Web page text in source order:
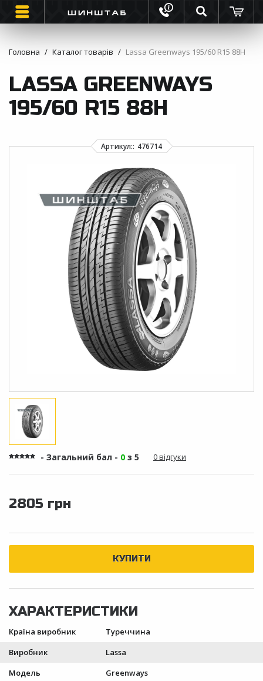
ВАНТАЖНІ ШИНИ
ІНФОРМАЦІЯ
ЗВОРОТНИЙ ДЗВІНОК
ВІДГУКИ ПРО ШИНИ
Головна Каталог товарів Lassa Greenways 195/60 R15 88H
LASSA GREENWAYS
195/60 R15 88H
- Загальний бал - 0 з 5 0 відгуки
2805 грн
Країна виробник
Туреччина
Виробник
Lassa
Модель
Greenways